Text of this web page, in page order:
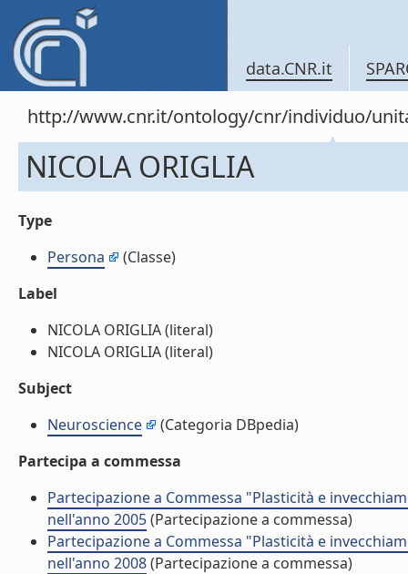
data.CNR.it
http://www.cnr.it/ontology/cnr/individuo/
NICOLA ORIGLIA
Type
Persona
(Classe)
Label
NICOLA ORIGLIA (literal)
NICOLA ORIGLIA (literal)
Subject
Neuroscience
(Categoria DBpedia)
Partecipa a commessa
Partecipazione a Commessa "Plasticità e
nell'anno 2005(Partecipazione a commessa)
Partecipazione a Commessa "Plasticità e
nell'anno 2008(Partecipazione a commessa)